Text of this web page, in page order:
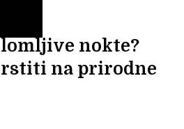
nokte?
na prirodne